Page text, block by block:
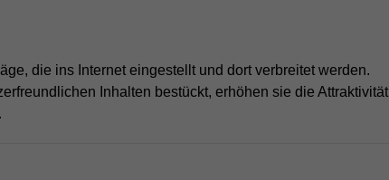
die ins Internet eingestellt und dort verbreitet werden.
Inhalten bestückt, erhöhen sie die Attraktivität